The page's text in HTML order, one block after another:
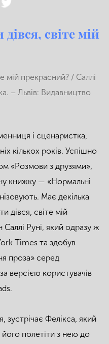
світе мій
мій прекрасний? / Саллі
– Львів: Видавництво
і сценаристка,
кількох років. Успішно
«Розмови з друзями»,
книжку — «Нормальні
Має декілька
дівся, світе мій
Руні, який одразу ж
Times та здобув
проза» серед
версією користувачів
зустрічає Фелікса, який
полетіти з нею до